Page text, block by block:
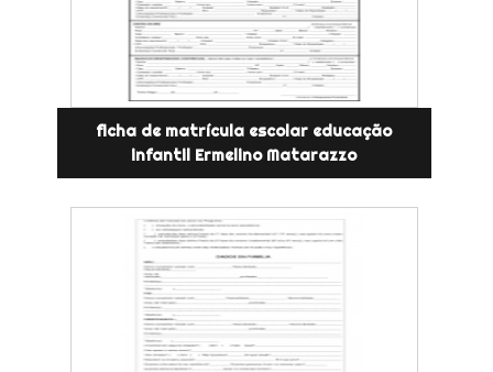
ficha de matrícula escolar educação
infantil Ermelino Matarazzo